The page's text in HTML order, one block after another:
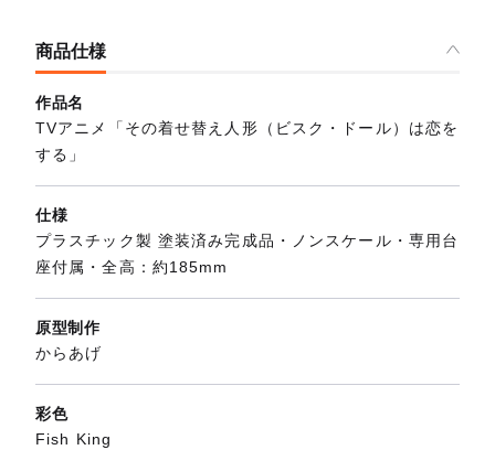
商品仕様
作品名
TVアニメ「その着せ替え人形（ビスク・ドール）は恋を
する」
仕様
プラスチック製 塗装済み完成品・ノンスケール・専用台
座付属・全高：約185mm
原型制作
からあげ
彩色
Fish King